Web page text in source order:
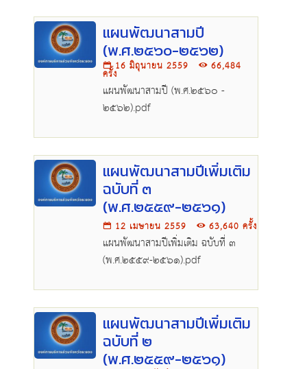
แผนพัฒนาสามปี
(พ.ศ.๒๕๖๐-๒๕๖๒)
16 มิถุนายน 2559 66,484
ครั้ง
แผนพัฒนาสามปี (พ.ศ.๒๕๖๐ -
๒๕๖๒).pdf
แผนพัฒนาสามปีเพิ่มเติม
ฉบับที่ ๓
(พ.ศ.๒๕๕๙-๒๕๖๑)
12 เมษายน 2559 63,640 ครั้ง
แผนพัฒนาสามปีเพิ่มเติม ฉบับที่ ๓
(พ.ศ.๒๕๕๙-๒๕๖๑).pdf
แผนพัฒนาสามปีเพิ่มเติม
ฉบับที่ ๒
(พ.ศ.๒๕๕๙-๒๕๖๑)